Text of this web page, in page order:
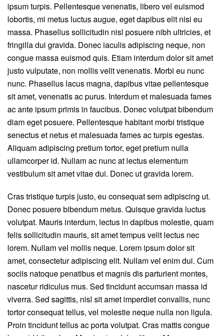
ipsum turpis. Pellentesque venenatis, libero vel euismod
lobortis, mi metus luctus augue, eget dapibus elit nisi eu
massa. Phasellus sollicitudin nisl posuere nibh ultricies, et
fringilla dui gravida. Donec iaculis adipiscing neque, non
congue massa euismod quis. Etiam interdum dolor sit amet
justo vulputate, non mollis velit venenatis. Morbi eu nunc
nunc. Phasellus lacus magna, dapibus vitae pellentesque
sit amet, venenatis ac purus. Interdum et malesuada fames
ac ante ipsum primis in faucibus. Donec volutpat bibendum
diam eget posuere. Pellentesque habitant morbi tristique
senectus et netus et malesuada fames ac turpis egestas.
Aliquam adipiscing pretium tortor, eget pretium nulla
ullamcorper id. Nullam ac nunc at lectus elementum
vestibulum sit amet vitae dui. Donec ut gravida lorem.
Cras tristique turpis justo, eu consequat sem adipiscing ut.
Donec posuere bibendum metus. Quisque gravida luctus
volutpat. Mauris interdum, lectus in dapibus molestie, quam
felis sollicitudin mauris, sit amet tempus velit lectus nec
lorem. Nullam vel mollis neque. Lorem ipsum dolor sit
amet, consectetur adipiscing elit. Nullam vel enim dui. Cum
sociis natoque penatibus et magnis dis parturient montes,
nascetur ridiculus mus. Sed tincidunt accumsan massa id
viverra. Sed sagittis, nisl sit amet imperdiet convallis, nunc
tortor consequat tellus, vel molestie neque nulla non ligula.
Proin tincidunt tellus ac porta volutpat. Cras mattis congue